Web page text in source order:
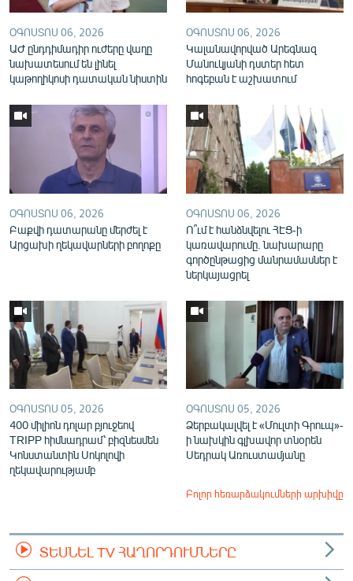
«Ազատության» բոլոր կայքերը
ՕԳՈՍՏՈՍ 06, 2026
ԱԺ ընդդիմադիր ուժերը վաղը
նախատեսում են լինել
կաթողիկոսի դատական նիստին
ՕԳՈՍՏՈՍ 06, 2026
Կալանավորված Արեգնազ
Մանուկյանի դստեր հետ
հոգեբան է աշխատում
ՕԳՈՍՏՈՍ 06, 2026
Բաքվի դատարանը մերժել է
Արցախի ղեկավարների բողոքը
ՕԳՈՍՏՈՍ 06, 2026
Ո՞ւմ է հանձնվելու ՀԷՑ-ի
կառավարումը. նախարարը
գործընթացից մանրամասներ է
ներկայացրել
ՕԳՈՍՏՈՍ 05, 2026
400 միլիոն դոլար բյուջեով
TRIPP հիմնադրամ՝ բիզնեսմեն
Կոնստանտին Սոկոլովի
ղեկավարությամբ
ՕԳՈՍՏՈՍ 05, 2026
Ձերբակալվել է «Մուլտի Գրուպ»-
ի նախկին գլխավոր տնօրեն
Սեդրակ Առուստամյանը
Բոլոր հեռարձակումների արխիվը
ՏԵՍՆԵԼ TV ՀԱՂՈՐԴՈՒՄՆԵՐԸ